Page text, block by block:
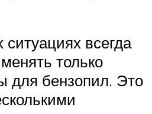
всегда
только
для бензопил. Это